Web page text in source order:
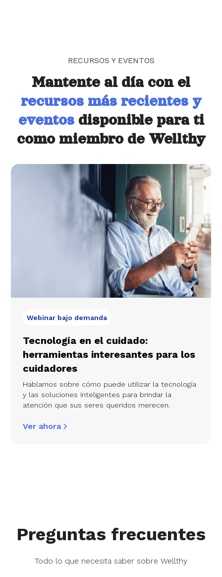
RECURSOS Y EVENTOS
Mantente al día con el
recursos más recientes y
eventosdisponible para ti
como miembro de Wellthy
Webinar bajo demanda
Tecnología en el cuidado:
herramientas interesantes para los
cuidadores
Hablamos sobre cómo puede utilizar la tecnología
y las soluciones inteligentes para brindar la
atención que sus seres queridos merecen.
Ver ahora
Preguntas frecuentes
Todo lo que necesita saber sobre Wellthy